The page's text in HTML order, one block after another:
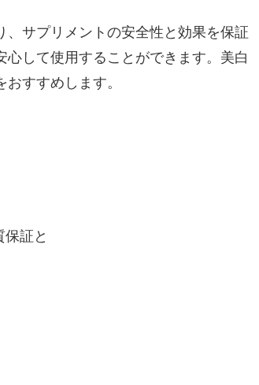
サプリメントの安全性と効果を保証
して使用することができます。美白
すすめします。